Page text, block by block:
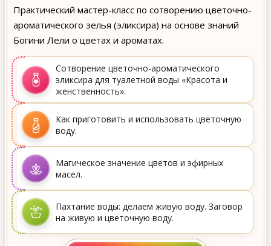
Практический мастер-класс по сотворению цветочно-
ароматического зелья (эликсира) на основе знаний
Богини Лели о цветах и ароматах.
Сотворение цветочно-ароматического
эликсира для туалетной воды «Красота и
женственность».
Как приготовить и использовать цветочную
воду.
Магическое значение цветов и эфирных
масел.
Пахтание воды: делаем живую воду. Заговор
на живую и цветочную воду.